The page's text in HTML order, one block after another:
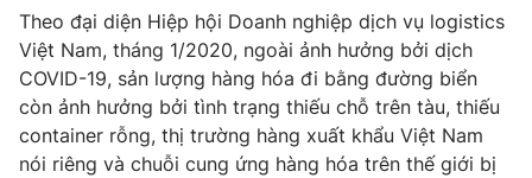
Giải sao mai
Làm đẹp
Chất lượng cuộc sống
Tuyển sinh
Học trực tuyến
Công nghệ
Hitech Công nghệ tương lai
Sản phẩm
Giao lưu trực tuyến
Theo đại diện Hiệp hội Doanh nghiệp dịch vụ logistics
Việt Nam, tháng 1/2020, ngoài ảnh hưởng bởi dịch
COVID-19, sản lượng hàng hóa đi bằng đường biển
còn ảnh hưởng bởi tình trạng thiếu chỗ trên tàu, thiếu
container rỗng, thị trường hàng xuất khẩu Việt Nam
nói riêng và chuỗi cung ứng hàng hóa trên thế giới bị